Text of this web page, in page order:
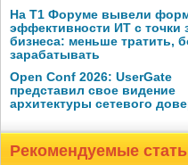
На Т1 Форуме вывели
эффективности ИТ с точки
бизнеса: меньше тратить,
зарабатывать
Open Conf 2026: UserGate
представил свое видение
архитектуры сетевого
Рекомендуемые